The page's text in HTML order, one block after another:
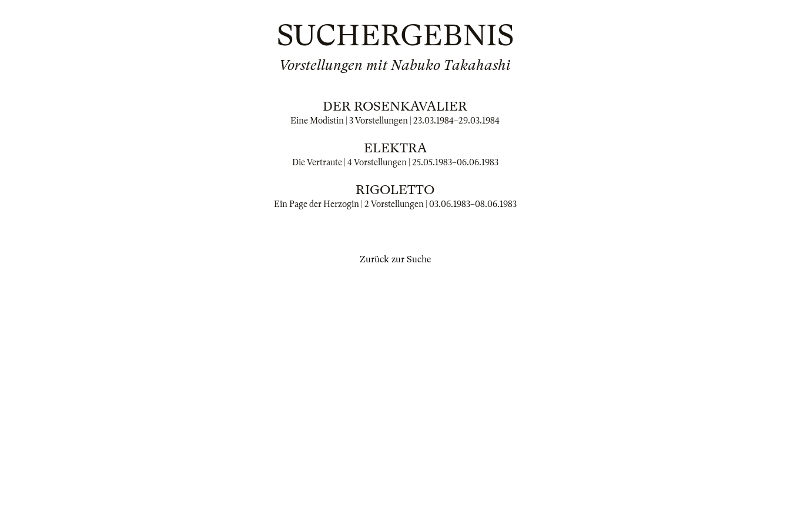
SUCHERGEBNIS
Vorstellungen mit Nabuko Takahashi
DER ROSENKAVALIER
Eine Modistin | 3 Vorstellungen | 23.03.1984–29.03.1984
ELEKTRA
Die Vertraute | 4 Vorstellungen | 25.05.1983–06.06.1983
RIGOLETTO
Ein Page der Herzogin | 2 Vorstellungen | 03.06.1983–08.06.1983
Zurück zur Suche